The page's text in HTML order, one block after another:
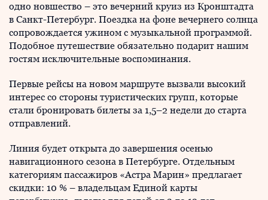
одно новшество – это вечерний круиз из Кронштадта
в Санкт-Петербург. Поездка на фоне вечернего солнца
сопровождается ужином с музыкальной программой.
Подобное путешествие обязательно подарит нашим
гостям исключительные воспоминания.
Первые рейсы на новом маршруте вызвали высокий
интерес со стороны туристических групп, которые
стали бронировать билеты за 1,5–2 недели до старта
отправлений.
Линия будет открыта до завершения осенью
навигационного сезона в Петербурге. Отдельным
категориям пассажиров «Астра Марин» предлагает
скидки: 10 % – владельцам Единой карты